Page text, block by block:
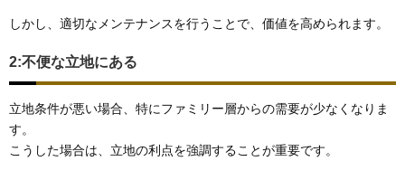
しかし、適切なメンテナンスを行うことで、価値を高められます。
2:不便な立地にある
立地条件が悪い場合、特にファミリー層からの需要が少なくなりま
す。
こうした場合は、立地の利点を強調することが重要です。